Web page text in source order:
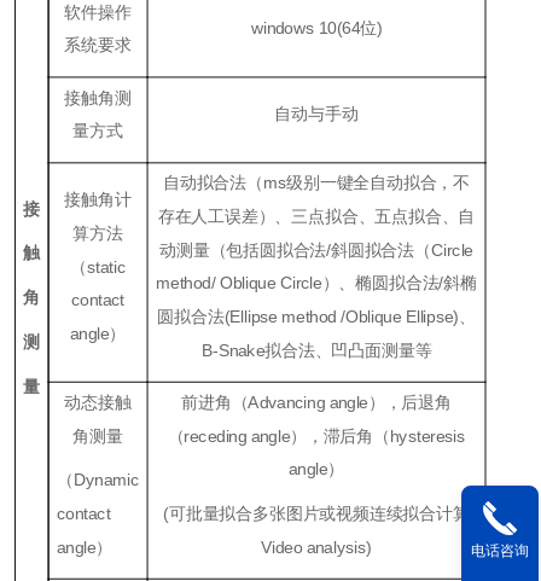
接
触
角
测
量
软件操作
系统要求
windows 10(64位)
接触角测
量方式
自动与手动
接触角计
算方法
（static
contact
angle）
自动拟合法（ms级别一键全自动拟合，不
存在人工误差）、三点拟合、五点拟合、自
动测量（包括圆拟合法/斜圆拟合法（Circle
method/ Oblique Circle）、椭圆拟合法/斜椭
圆拟合法(Ellipse method /Oblique Ellipse)、
B-Snake拟合法、凹凸面测量等
动态接触
角测量
（Dynamic
contact
angle）
前进角（Advancing angle），后退角
（receding angle），滞后角（hysteresis
angle）
(可批量拟合多张图片或视频连续拟合计算
Video analysis) 电话咨询